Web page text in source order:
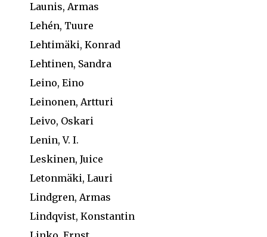
Launis, Armas
Lehén, Tuure
Lehtimäki, Konrad
Lehtinen, Sandra
Leino, Eino
Leinonen, Artturi
Leivo, Oskari
Lenin, V. I.
Leskinen, Juice
Letonmäki, Lauri
Lindgren, Armas
Lindqvist, Konstantin